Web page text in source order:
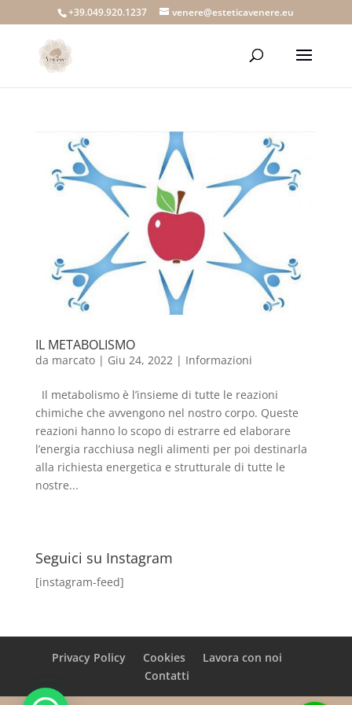
+39.049.920.1237 venere@esteticavenere.eu
IL METABOLISMO
da marcato| Giu 24, 2022| Informazioni
Il metabolismo è l’insieme di tutte le reazioni
chimiche che avvengono nel nostro corpo. Queste
reazioni hanno lo scopo di estrarre ed elaborare
l’energia racchiusa negli alimenti per poi destinarla
alla richiesta energetica e strutturale di tutte le
nostre...
Seguici su Instagram
[instagram-feed]
Privacy Policy Cookies
Lavora con noi
Contatti